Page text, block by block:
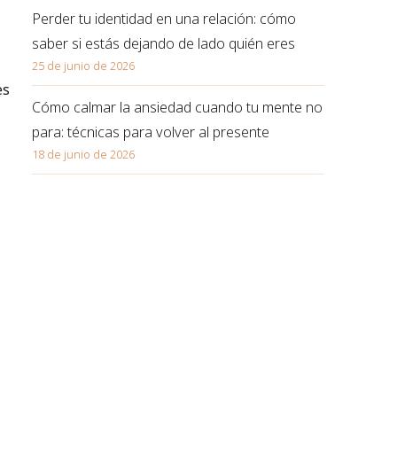
Perder tu identidad en una relación: cómo
saber si estás dejando de lado quién eres
25 de junio de 2026
Cómo calmar la ansiedad cuando tu mente no
para: técnicas para volver al presente
18 de junio de 2026